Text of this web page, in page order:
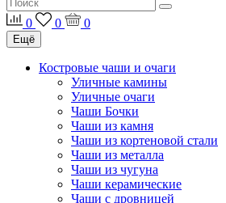
0 0 0
Ещё
Костровые чаши и очаги
Уличные камины
Уличные очаги
Чаши Бочки
Чаши из камня
Чаши из кортеновой стали
Чаши из металла
Чаши из чугуна
Чаши керамические
Чаши с дровницей